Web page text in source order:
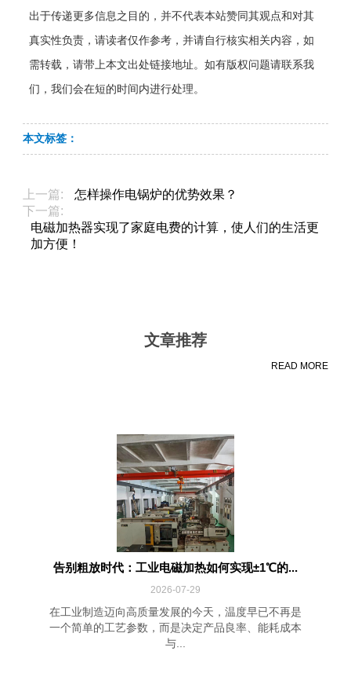
出于传递更多信息之目的，并不代表本站赞同其观点和对其
真实性负责，请读者仅作参考，并请自行核实相关内容，如
需转载，请带上本文出处链接地址。如有版权问题请联系我
们，我们会在短的时间内进行处理。
本文标签：
上一篇:
怎样操作电锅炉​的优势效果？
下一篇:
电磁加热器实现了家庭电费的计算，使人们的生活更
加方便！
文章推荐
READ MORE
告别粗放时代：工业电磁加热如何实现±1℃的...
2026-07-29
在工业制造迈向高质量发展的今天，温度早已不再是
一个简单的工艺参数，而是决定产品良率、能耗成本
与...